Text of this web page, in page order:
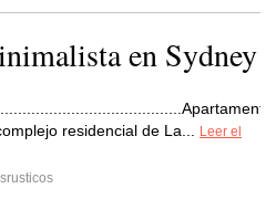
en Sydney
residencial de La...
Leer el